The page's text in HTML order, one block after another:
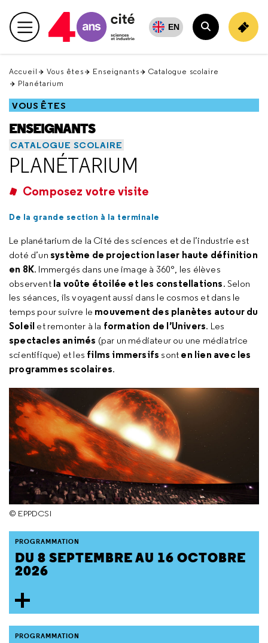
en
haut Menu principal EN
Rechercher
Accueil Vous êtes Enseignants
Catalogue scolaire
Planétarium
VOUS ÊTES
ENSEIGNANTS
CATALOGUE SCOLAIRE
PLANÉTARIUM
Composez votre visite
De la grande section à la terminale
Le planétarium de la Cité des sciences et de l’industrie est
doté d’un système de projection laser haute définition
en 8K. Immergés dans une image à 360°, les élèves
observent la voûte étoilée et les constellations. Selon
les séances, ils voyagent aussi dans le cosmos et dans le
temps pour suivre le mouvement des planètes autour du
Soleil et remonter à la formation de l’Univers. Les
spectacles animés (par un médiateur ou une médiatrice
scientifique) et les films immersifs sont en lien avec les
programmes scolaires.
© EPPDCSI
DU 8 SEPTEMBRE AU 16 OCTOBRE
2026
PROGRAMMATION
PROGRAMMATION